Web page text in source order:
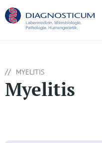
// MYELITIS
Myelitis